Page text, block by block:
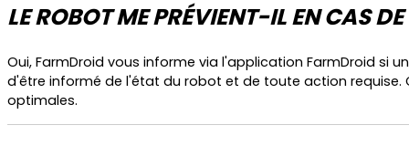
LE ROBOT ME PRÉVIENT-IL EN CAS
Oui, FarmDroid vous informe via l'application FarmDroid si
d'être informé de l'état du robot et de toute action
optimales.